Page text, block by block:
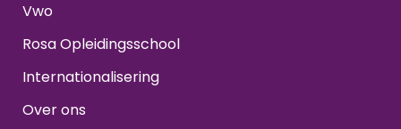
Vwo
Rosa Opleidingsschool
Internationalisering
Over ons